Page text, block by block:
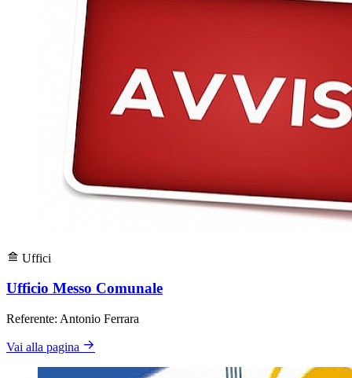
Uffici
Ufficio Messo Comunale
Referente: Antonio Ferrara
Vai alla pagina